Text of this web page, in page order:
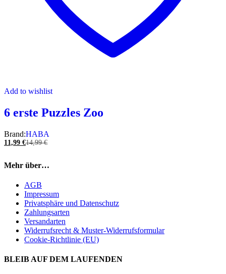
Add to wishlist
6 erste Puzzles Zoo
Brand:HABA
11,99 €14,99€
Mehr über…
AGB
Impressum
Privatsphäre und Datenschutz
Zahlungsarten
Versandarten
Widerrufsrecht & Muster-Widerrufsformular
Cookie-Richtlinie (EU)
BLEIB AUF DEM LAUFENDEN